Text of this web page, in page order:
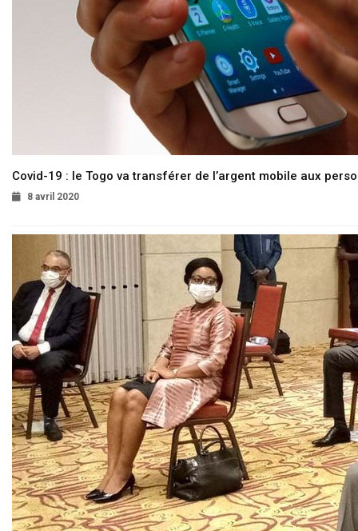
Covid-19 : le Togo va transférer de l’argent mobile aux
8 avril 2020